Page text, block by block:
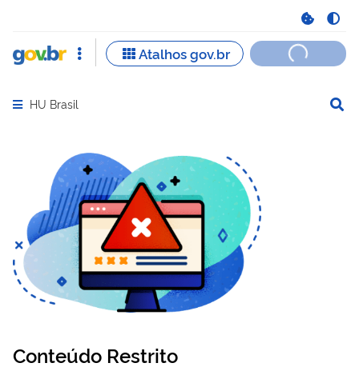
Abrir menu principal de navegação
HU Brasil
Conteúdo Restrito